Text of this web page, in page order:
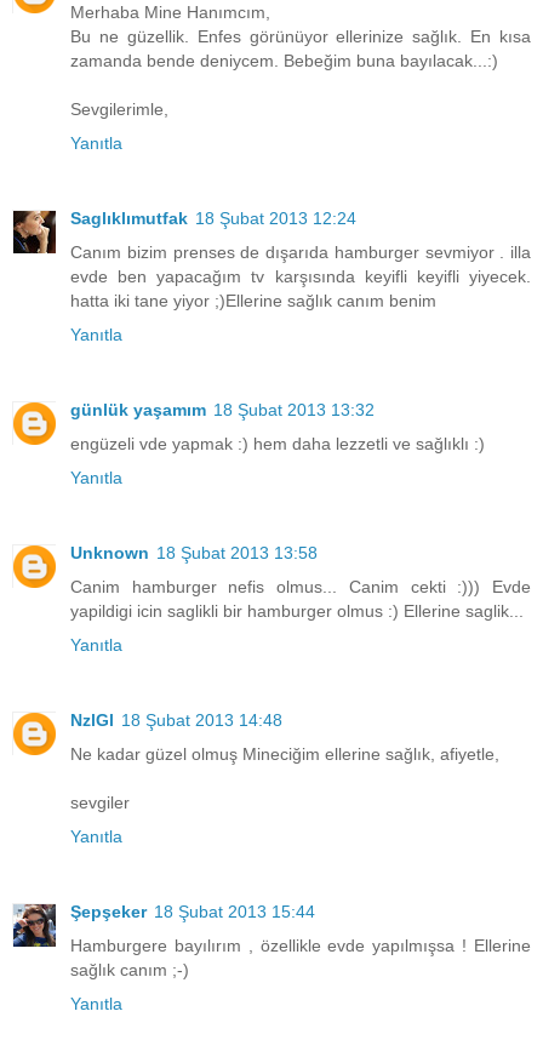
Merhaba Mine Hanımcım,
Bu ne güzellik. Enfes görünüyor ellerinize sağlık. En kısa
zamanda bende deniycem. Bebeğim buna bayılacak...:)
Sevgilerimle,
Yanıtla
Saglıklımutfak 18 Şubat 2013 12:24
Canım bizim prenses de dışarıda hamburger sevmiyor . illa
evde ben yapacağım tv karşısında keyifli keyifli yiyecek.
hatta iki tane yiyor ;)Ellerine sağlık canım benim
Yanıtla
günlük yaşamım 18 Şubat 2013 13:32
engüzeli vde yapmak :) hem daha lezzetli ve sağlıklı :)
Yanıtla
Unknown 18 Şubat 2013 13:58
Canim hamburger nefis olmus... Canim cekti :))) Evde
yapildigi icin saglikli bir hamburger olmus :) Ellerine saglik...
Yanıtla
NzlGl 18 Şubat 2013 14:48
Ne kadar güzel olmuş Mineciğim ellerine sağlık, afiyetle,
sevgiler
Yanıtla
Şepşeker 18 Şubat 2013 15:44
Hamburgere bayılırım , özellikle evde yapılmışsa ! Ellerine
sağlık canım ;-)
Yanıtla